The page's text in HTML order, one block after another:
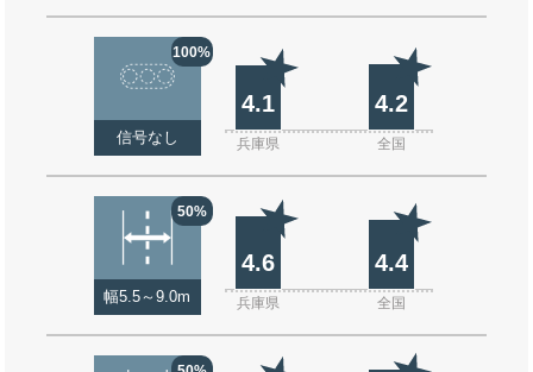
100%
信号なし
4.1 4.2
兵庫県 全国
50%
幅5.5～9.0m
4.6 4.4
兵庫県 全国